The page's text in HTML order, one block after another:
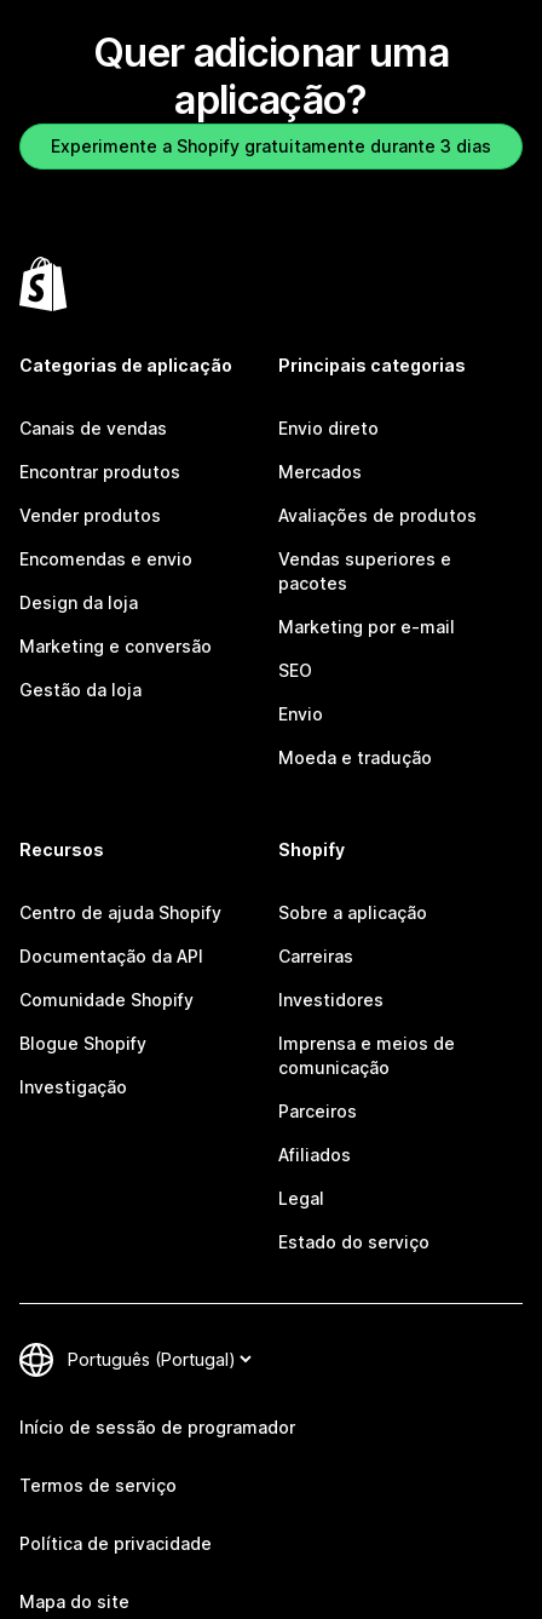
Quer adicionar uma
aplicação?
Experimente a Shopify gratuitamente durante 3 dias
Categorias de aplicação
Canais de vendas
Encontrar produtos
Vender produtos
Encomendas e envio
Design da loja
Marketing e conversão
Gestão da loja
Principais categorias
Envio direto
Mercados
Avaliações de produtos
Vendas superiores e
pacotes
Marketing por e-mail
SEO
Envio
Moeda e tradução
Recursos
Centro de ajuda Shopify
Documentação da API
Comunidade Shopify
Blogue Shopify
Investigação
Shopify
Sobre a aplicação
Carreiras
Investidores
Imprensa e meios de
comunicação
Parceiros
Afiliados
Legal
Estado do serviço
Início de sessão de programador
Termos de serviço
Política de privacidade
Mapa do site